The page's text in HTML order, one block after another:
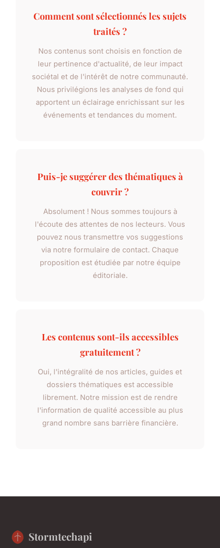
Comment sont sélectionnés les sujets
traités ?
Nos contenus sont choisis en fonction de
leur pertinence d'actualité, de leur impact
sociétal et de l'intérêt de notre communauté.
Nous privilégions les analyses de fond qui
apportent un éclairage enrichissant sur les
événements et tendances du moment.
Puis-je suggérer des thématiques à
couvrir ?
Absolument ! Nous sommes toujours à
l'écoute des attentes de nos lecteurs. Vous
pouvez nous transmettre vos suggestions
via notre formulaire de contact. Chaque
proposition est étudiée par notre équipe
éditoriale.
Les contenus sont-ils accessibles
gratuitement ?
Oui, l'intégralité de nos articles, guides et
dossiers thématiques est accessible
librement. Notre mission est de rendre
l'information de qualité accessible au plus
grand nombre sans barrière financière.
Stormtechapi